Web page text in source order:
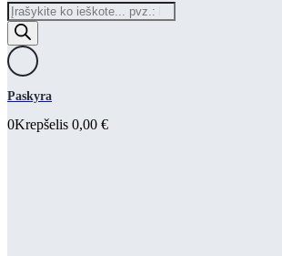
Products
search
Paskyra
0Krepšelis 0,00 €